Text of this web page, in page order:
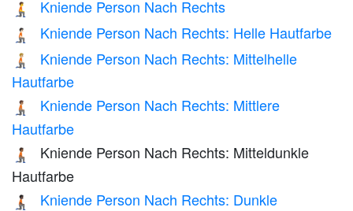
🧎‍➡️ Kniende Person Nach Rechts
🧎🏻‍➡️ Kniende Person Nach Rechts: Helle Hautfarbe
🧎🏼‍➡️
Kniende Person Nach Rechts: Mittelhelle
Hautfarbe
🧎🏽‍➡️
Kniende Person Nach Rechts: Mittlere
Hautfarbe
🧎🏾‍➡️
Kniende Person Nach Rechts: Mitteldunkle
Hautfarbe
🧎🏿‍➡️
Kniende Person Nach Rechts: Dunkle